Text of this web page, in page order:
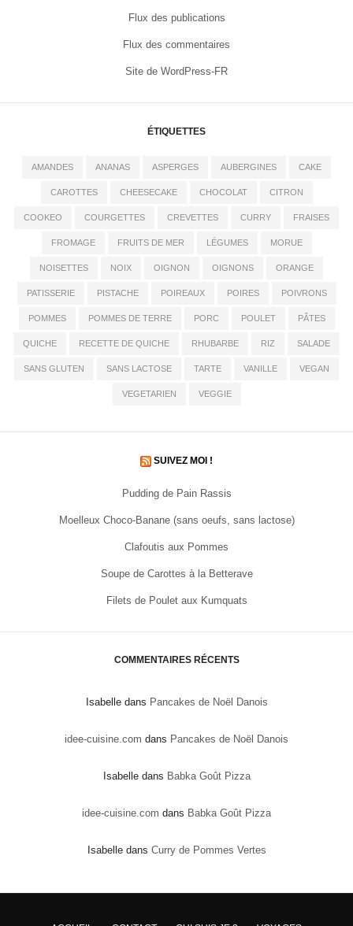
Flux des publications
Flux des commentaires
Site de WordPress-FR
ÉTIQUETTES
AMANDES ANANAS ASPERGES AUBERGINES CAKE
CAROTTES CHEESECAKE CHOCOLAT CITRON
COOKEO COURGETTES CREVETTES CURRY FRAISES
FROMAGE FRUITS DE MER LÉGUMES MORUE
NOISETTES NOIX OIGNON OIGNONS ORANGE
PATISSERIE PISTACHE POIREAUX POIRES POIVRONS
POMMES POMMES DE TERRE PORC POULET PÂTES
QUICHE RECETTE DE QUICHE RHUBARBE RIZ SALADE
SANS GLUTEN SANS LACTOSE TARTE VANILLE VEGAN
VEGETARIEN VEGGIE
SUIVEZ MOI !
Pudding de Pain Rassis
Moelleux Choco-Banane (sans oeufs, sans lactose)
Clafoutis aux Pommes
Soupe de Carottes à la Betterave
Filets de Poulet aux Kumquats
COMMENTAIRES RÉCENTS
Isabelledans Pancakes de Noël Danois
idee-cuisine.com dans Pancakes de Noël Danois
Isabelledans Babka Goût Pizza
idee-cuisine.com dans Babka Goût Pizza
Isabelledans Curry de Pommes Vertes